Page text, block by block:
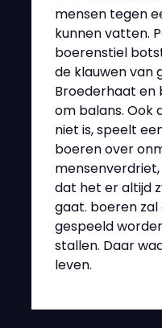
mensen tegen
kunnen vatten.
boerenstiel
de klauwen van
Broederhaat
om balans. Ook
niet is, speelt
boeren over
dat het er altijd
gaat. boeren
gespeeld
stallen. Daar
leven.